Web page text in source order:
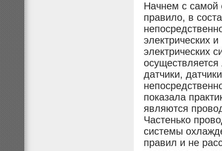
Начнем с самой
правило, в
электрических
электрических
датчики,
показала
являются
Частенько
системы
правил и не